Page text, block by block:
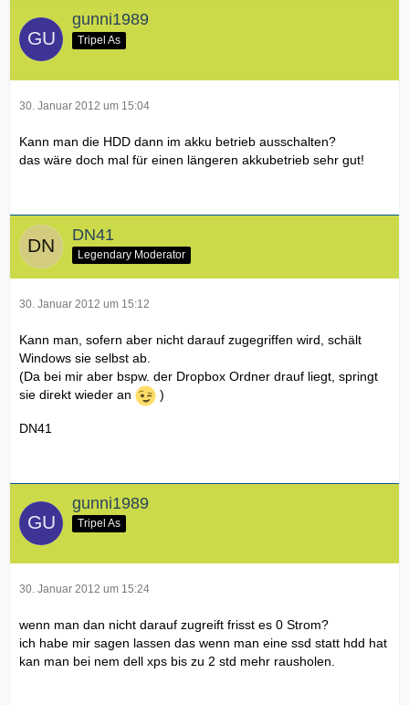
gunni1989
Tripel As
30. Januar 2012 um 15:04
Kann man die HDD dann im akku betrieb ausschalten?
das wäre doch mal für einen längeren akkubetrieb sehr gut!
DN41
Legendary Moderator
30. Januar 2012 um 15:12
Kann man, sofern aber nicht darauf zugegriffen wird, schält
Windows sie selbst ab.
(Da bei mir aber bspw. der Dropbox Ordner drauf liegt, springt
sie direkt wieder an
)
DN41
gunni1989
Tripel As
30. Januar 2012 um 15:24
wenn man dan nicht darauf zugreift frisst es 0 Strom?
ich habe mir sagen lassen das wenn man eine ssd statt hdd hat
kan man bei nem dell xps bis zu 2 std mehr rausholen.